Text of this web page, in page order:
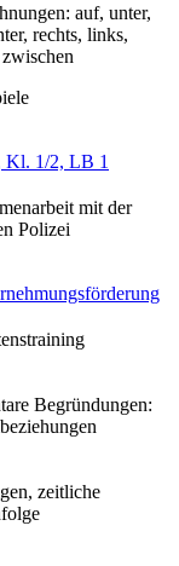
auf, unter,
rechts, links,
1/2, LB 1
mit der
Polizei
Begründungen:
zeitliche